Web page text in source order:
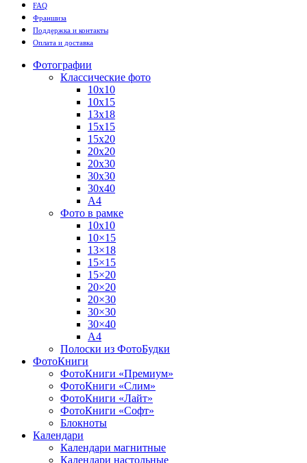
FAQ
Франшиза
Поддержка и контакты
Оплата и доставка
Фотографии
Классические фото
10х10
10х15
13х18
15х15
15х20
20х20
20х30
30х30
30х40
А4
Фото в рамке
10х10
10×15
13×18
15×15
15×20
20×20
20×30
30×30
30×40
A4
Полоски из ФотоБудки
ФотоКниги
ФотоКниги «Премиум»
ФотоКниги «Слим»
ФотоКниги «Лайт»
ФотоКниги «Софт»
Блокноты
Календари
Календари магнитные
Календари настольные